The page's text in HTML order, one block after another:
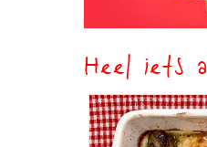
Heel iets